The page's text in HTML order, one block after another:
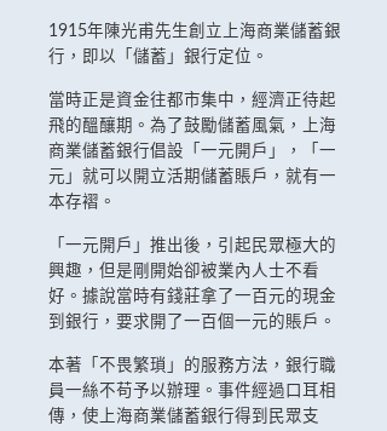
1915年陳光甫先生創立上海商業儲蓄銀
行，即以「儲蓄」銀行定位。
當時正是資金往都市集中，經濟正待起
飛的醞釀期。為了鼓勵儲蓄風氣，上海
商業儲蓄銀行倡設「一元開戶」，「一
元」就可以開立活期儲蓄賬戶，就有一
本存褶。
「一元開戶」推出後，引起民眾極大的
興趣，但是剛開始卻被業內人士不看
好。據說當時有錢莊拿了一百元的現金
到銀行，要求開了一百個一元的賬戶。
本著「不畏繁瑣」的服務方法，銀行職
員一絲不苟予以辦理。事件經過口耳相
傳，使上海商業儲蓄銀行得到民眾支